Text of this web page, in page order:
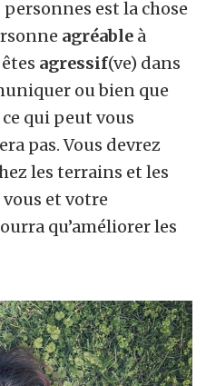
est la chose
agréable à
agressif(ve) dans
ou bien que
qui peut vous
pas. Vous devrez
les terrains et les
et votre
qu’améliorer les